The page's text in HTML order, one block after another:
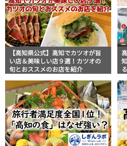
【高知県公式】高知でカツオが旨
い店＆美味しい店９選！カツオの
旬とおススメのお店を紹介